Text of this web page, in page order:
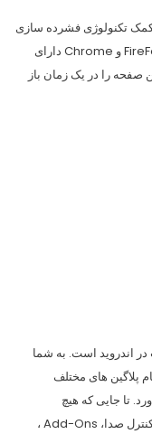
کمک تکنولوژی فشرده سازی
اندروید است. به شما
پلاگین های مختلف
تا جایی که هیچ
مرورگری این چنین نیست. دامنه امکانات آن شامل کنترل صدا، Add-Ons ،